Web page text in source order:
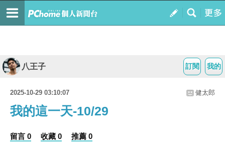
我的
訂閱
八王子
2025-10-29 03:10:07 健太郎
我的這一天-10/29
留言 0 收藏 0 推薦 0